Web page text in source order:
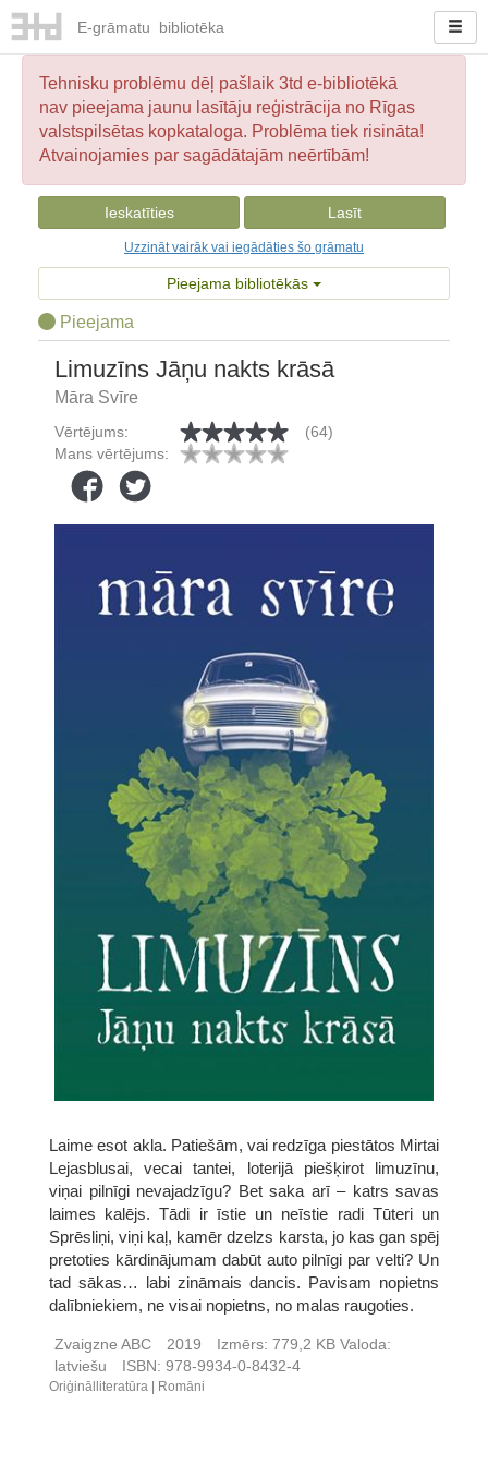
E-grāmatu bibliotēka
Tehnisku problēmu dēļ pašlaik 3td e-bibliotēkā
nav pieejama jaunu lasītāju reģistrācija no Rīgas
valstspilsētas kopkataloga. Problēma tiek risināta!
Atvainojamies par sagādātajām neērtībām!
Ieskatīties Lasīt
Uzzināt vairāk vai iegādāties šo grāmatu
Pieejama bibliotēkās
Pieejama
Limuzīns Jāņu nakts krāsā
Māra Svīre
Vērtējums:
(64)
Mans vērtējums:
Laime esot akla. Patiešām, vai redzīga piestātos Mirtai
Lejasblusai, vecai tantei, loterijā piešķirot limuzīnu,
viņai pilnīgi nevajadzīgu? Bet saka arī – katrs savas
laimes kalējs. Tādi ir īstie un neīstie radi Tūteri un
Sprēsliņi, viņi kaļ, kamēr dzelzs karsta, jo kas gan spēj
pretoties kārdinājumam dabūt auto pilnīgi par velti? Un
tad sākas… labi zināmais dancis. Pavisam nopietns
dalībniekiem, ne visai nopietns, no malas raugoties.
Zvaigzne ABC 2019 Izmērs: 779,2 KB Valoda:
latviešu
ISBN: 978-9934-0-8432-4
Oriģinālliteratūra Romāni